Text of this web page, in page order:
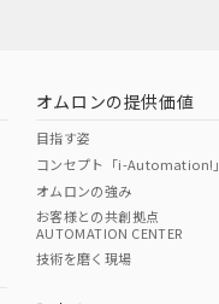
オムロンの提供価値
目指す姿
コンセプト「i-Automation!」
オムロンの強み
お客様との共創拠点
AUTOMATION CENTER
技術を磨く現場